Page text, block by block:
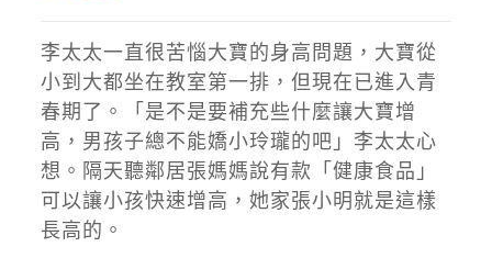
李太太一直很苦惱大寶的身高問題，大寶從
小到大都坐在教室第一排，但現在已進入青
春期了。「是不是要補充些什麼讓大寶增
高，男孩子總不能嬌小玲瓏的吧」李太太心
想。隔天聽鄰居張媽媽說有款「健康食品」
可以讓小孩快速增高，她家張小明就是這樣
長高的。